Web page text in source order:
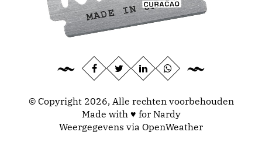
© Copyright 2026, Alle rechten voorbehouden
Made with ♥ for Nardy
Weergegevens via OpenWeather